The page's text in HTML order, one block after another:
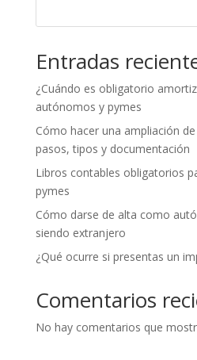
Entradas
¿Cuándo es obligatorio
autónomos y pymes
Cómo hacer una ampliación
pasos, tipos y documentación
Libros contables obligatorios
pymes
Cómo darse de alta como
siendo extranjero
¿Qué ocurre si presentas un
Comentarios
No hay comentarios que